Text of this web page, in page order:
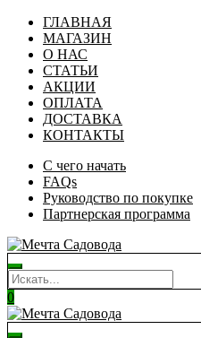
ГЛАВНАЯ
МАГАЗИН
О НАС
СТАТЬИ
АКЦИИ
ОПЛАТА
ДОСТАВКА
КОНТАКТЫ
С чего начать
FAQs
Руководство по покупке
Партнерская программа
0